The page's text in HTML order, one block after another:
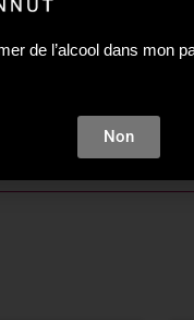
certains
de l’alcool dans mon
Non